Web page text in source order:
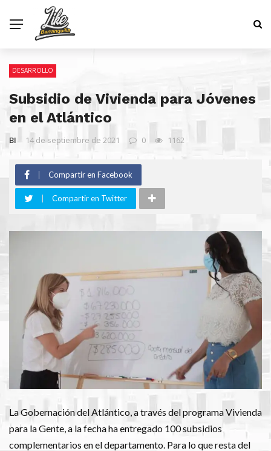
DESARROLLO
Subsidio de Vivienda para Jóvenes
en el Atlántico
BI 14 de septiembre de 2021 0 1162
Compartir en Facebook
Compartir en Twitter
La Gobernación del Atlántico, a través del programa Vivienda
para la Gente, a la fecha ha entregado 100 subsidios
complementarios en el departamento. Para lo que resta del